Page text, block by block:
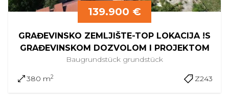
139.900 €
GRAĐEVINSKO ZEMLJIŠTE-TOP LOKACIJA !S
GRAĐEVINSKOM DOZVOLOM I PROJEKTOM
Baugrundstück grundstück
380 m2 Z243